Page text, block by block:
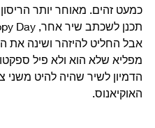
כמעט זהים. מאוחר יותר
אבל החליט להיזהר ושינה את
מפליא שלא הוא ולא פיל
הדמיון לשיר שהיה להיט משני
האוקיאנוס.